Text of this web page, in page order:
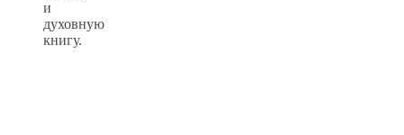
и
духовную
книгу.